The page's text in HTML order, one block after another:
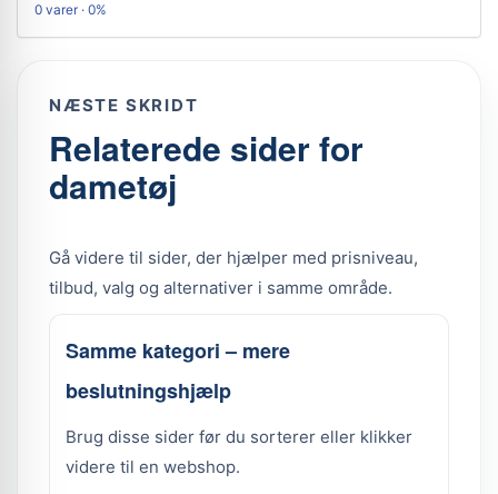
0 varer · 0%
NÆSTE SKRIDT
Relaterede sider for
dametøj
Gå videre til sider, der hjælper med prisniveau,
tilbud, valg og alternativer i samme område.
Samme kategori – mere
beslutningshjælp
Brug disse sider før du sorterer eller klikker
videre til en webshop.